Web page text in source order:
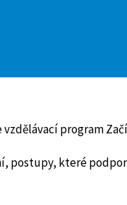
vzdělávací program
postupy, které